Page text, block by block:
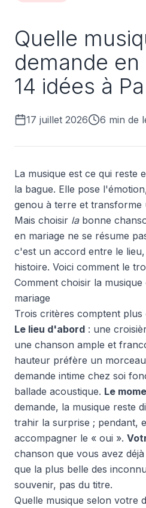
Quelle
demande en
14 idées à
17 juillet 2026 6 min de
La musique est ce qui reste
la bague. Elle pose
genou à terre et transforme
Mais choisir labonne
en mariage ne se résume
c'est un accord entre le
histoire. Voici comment le
Comment choisir la musique
mariage
Trois critères comptent
Le lieu d'abord : une
une chanson ample et
hauteur préfère un
demande intime chez soi
ballade acoustique. Le
demande, la musique reste
trahir la surprise ; pendant,
accompagner le « oui ».
chanson que vous avez
que la plus belle des
souvenir, pas du titre.
Quelle musique selon votre